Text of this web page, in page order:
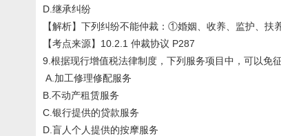
D.继承纠纷
【解析】下列纠纷不能仲裁：①婚姻、收养、监护、
【考点来源】10.2.1 仲裁协议 P287
9.根据现行增值税法律制度，下列服务项目中，可以免
A.加工修理修配服务
B.不动产租赁服务
C.银行提供的贷款服务
D.盲人个人提供的按摩服务